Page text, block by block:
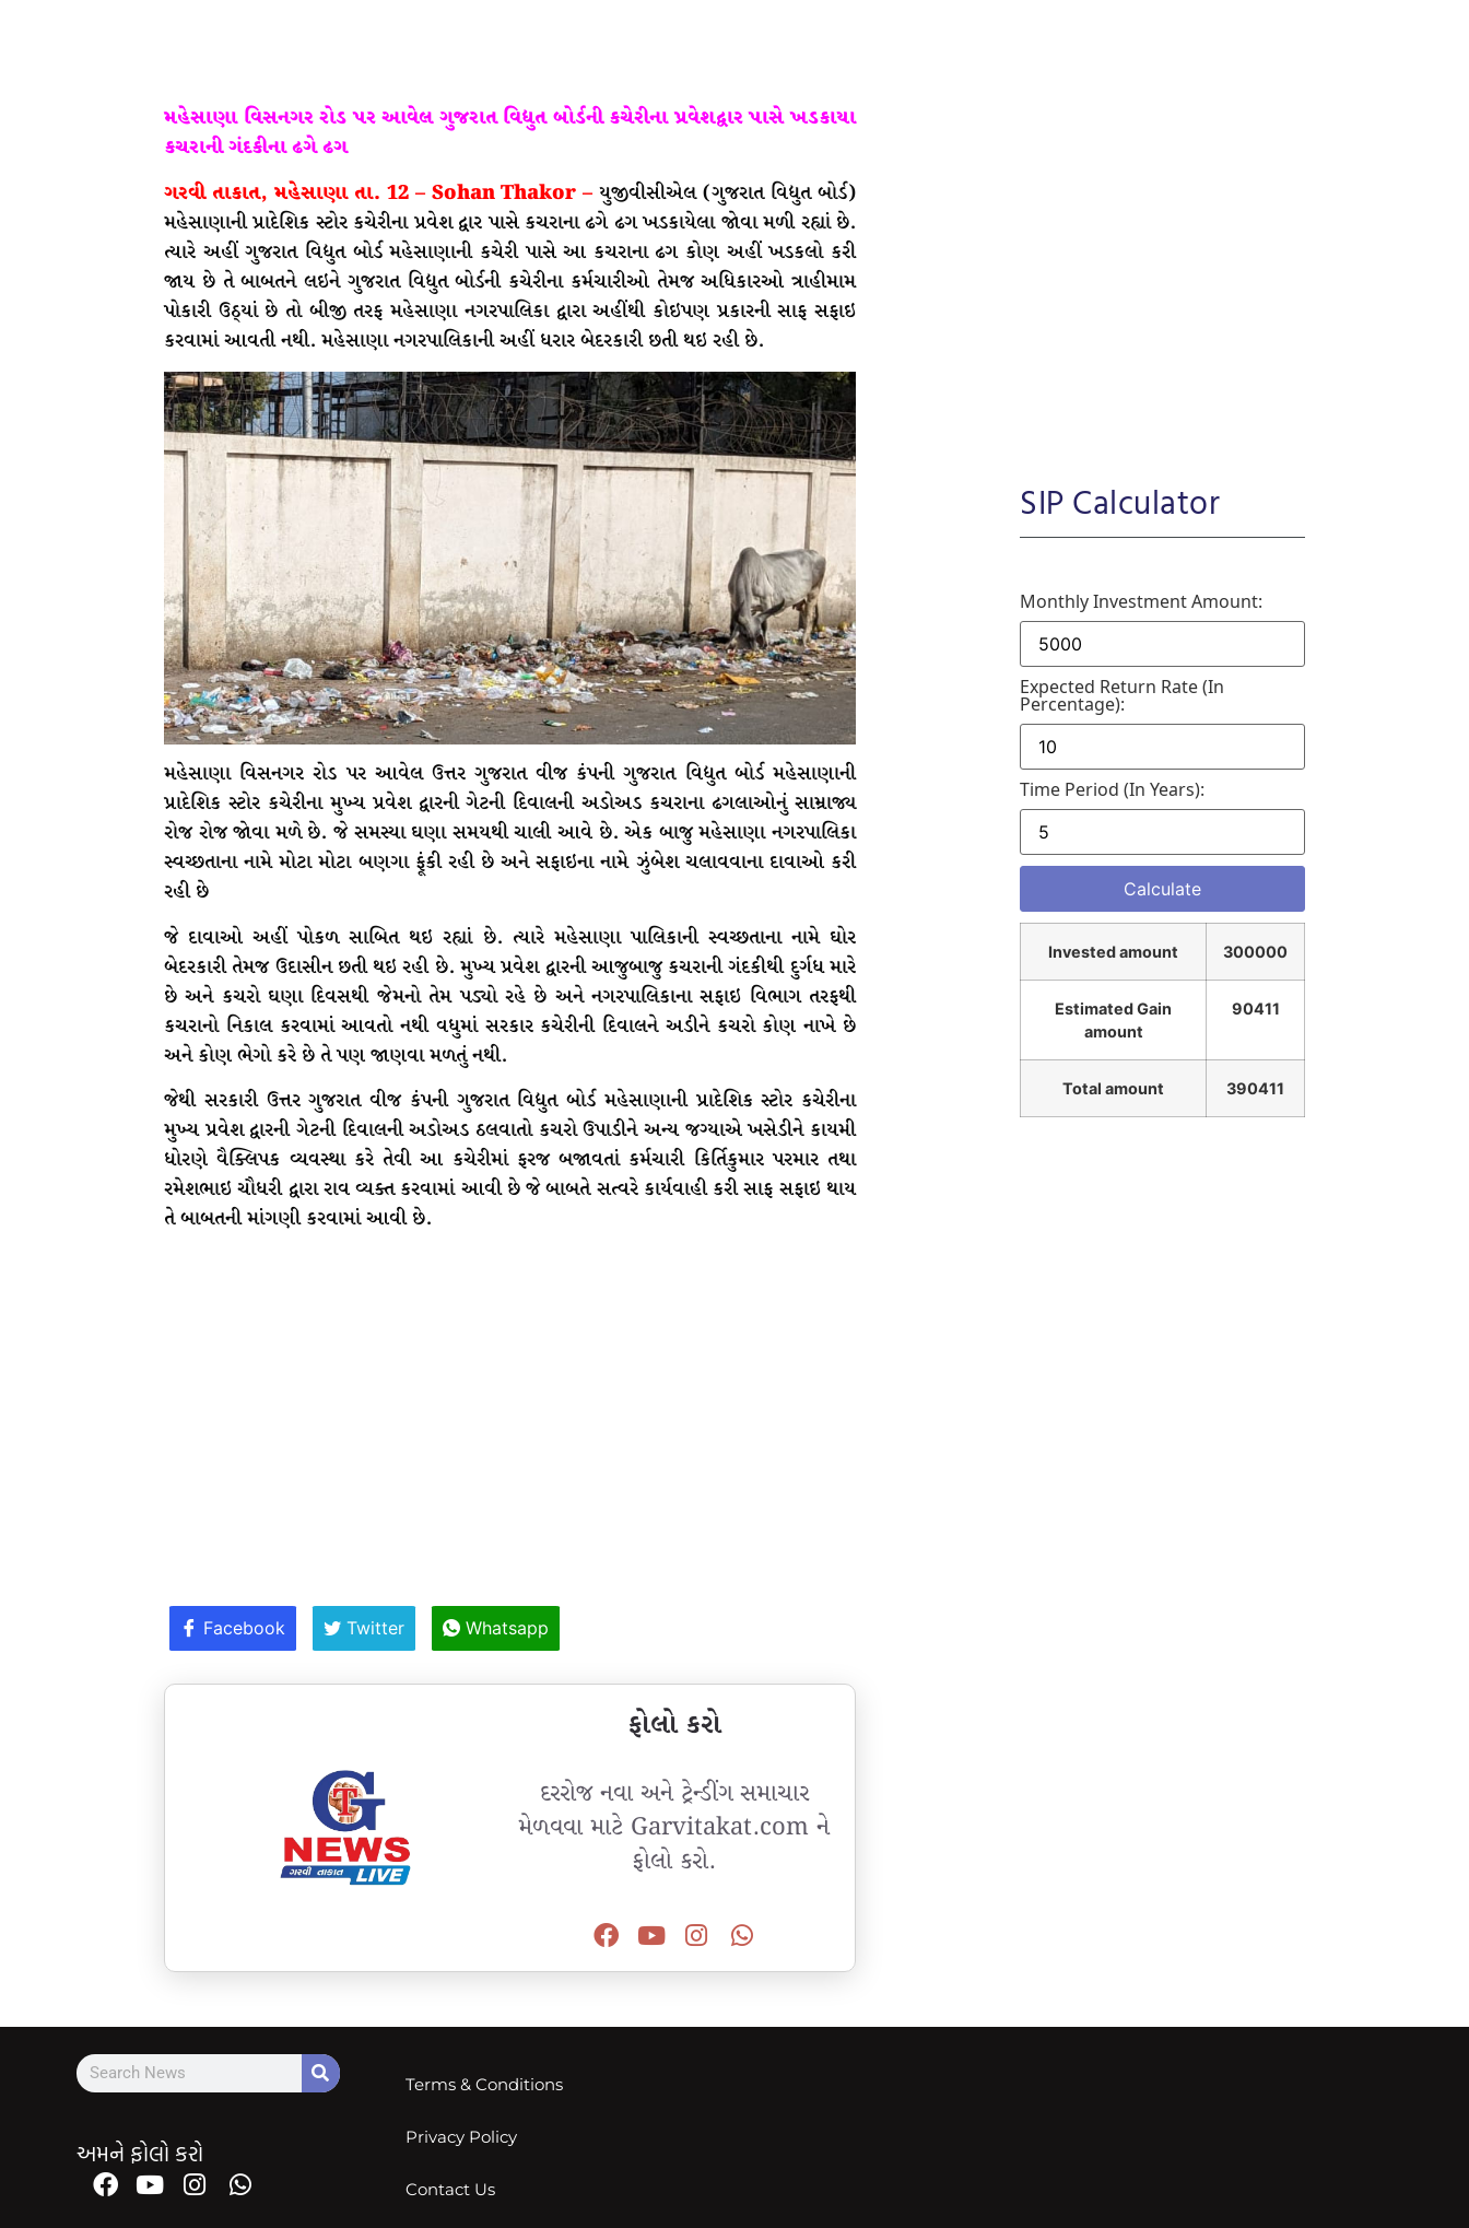
મહેસાણા વિસનગર રોડ પર આવેલ ગુજરાત વિદ્યુત બોર્ડની કચેરીના પ્રવેશદ્વાર પાસે ખડકાયા
કચરાની ગંદકીના ઢગે ઢગ
ગરવી તાકાત, મહેસાણા તા. 12 – Sohan Thakor – યુજીવીસીએલ (ગુજરાત વિદ્યુત બોર્ડ)
મહેસાણાની પ્રાદેશિક સ્ટોર કચેરીના પ્રવેશ દ્વાર પાસે કચરાના ઢગે ઢગ ખડકાયેલા જોવા મળી રહ્યાં છે.
ત્યારે અહીં ગુજરાત વિદ્યુત બોર્ડ મહેસાણાની કચેરી પાસે આ કચરાના ઢગ કોણ અહીં ખડકલો કરી
જાય છે તે બાબતને લઇને ગુજરાત વિદ્યુત બોર્ડની કચેરીના કર્મચારીઓ તેમજ અધિકારઓ ત્રાહીમામ
પોકારી ઉઠ્યાં છે તો બીજી તરફ મહેસાણા નગરપાલિકા દ્વારા અહીંથી કોઇપણ પ્રકારની સાફ સફાઇ
કરવામાં આવતી નથી. મહેસાણા નગરપાલિકાની અહીં ધરાર બેદરકારી છતી થઇ રહી છે.
મહેસાણા વિસનગર રોડ પર આવેલ ઉત્તર ગુજરાત વીજ કંપની ગુજરાત વિદ્યુત બોર્ડ મહેસાણાની
પ્રાદેશિક સ્ટોર કચેરીના મુખ્ય પ્રવેશ દ્વારની ગેટની દિવાલની અડોઅડ કચરાના ઢગલાઓનું સામ્રાજ્ય
રોજ રોજ જોવા મળે છે. જે સમસ્યા ઘણા સમયથી ચાલી આવે છે. એક બાજુ મહેસાણા નગરપાલિકા
સ્વચ્છતાના નામે મોટા મોટા બણગા ફૂંકી રહી છે અને સફાઇના નામે ઝુંબેશ ચલાવવાના દાવાઓ કરી
રહી છે
જે દાવાઓ અહીં પોકળ સાબિત થઇ રહ્યાં છે. ત્યારે મહેસાણા પાલિકાની સ્વચ્છતાના નામે ઘોર
બેદરકારી તેમજ ઉદાસીન છતી થઇ રહી છે. મુખ્ય પ્રવેશ દ્વારની આજુબાજુ કચરાની ગંદકીથી દુર્ગધ મારે
છે અને કચરો ઘણા દિવસથી જેમનો તેમ પડ્યો રહે છે અને નગરપાલિકાના સફાઇ વિભાગ તરફથી
કચરાનો નિકાલ કરવામાં આવતો નથી વધુમાં સરકાર કચેરીની દિવાલને અડીને કચરો કોણ નાખે છે
અને કોણ ભેગો કરે છે તે પણ જાણવા મળતું નથી.
જેથી સરકારી ઉત્તર ગુજરાત વીજ કંપની ગુજરાત વિદ્યુત બોર્ડ મહેસાણાની પ્રાદેશિક સ્ટોર કચેરીના
મુખ્ય પ્રવેશ દ્વારની ગેટની દિવાલની અડોઅડ ઠલવાતો કચરો ઉપાડીને અન્ય જગ્યાએ ખસેડીને કાયમી
ધોરણે વૈક્લિપક વ્યવસ્થા કરે તેવી આ કચેરીમાં ફરજ બજાવતાં કર્મચારી કિર્તિકુમાર પરમાર તથા
રમેશભાઇ ચૌધરી દ્વારા રાવ વ્યક્ત કરવામાં આવી છે જે બાબતે સત્વરે કાર્યવાહી કરી સાફ સફાઇ થાય
તે બાબતની માંગણી કરવામાં આવી છે.
Facebook Twitter Whatsapp
ફોલો કરો
દરરોજ નવા અને ટ્રેન્ડીંગ સમાચાર
મેળવવા માટે Garvitakat.com ને
ફોલો કરો.
SIP Calculator
Monthly Investment Amount:
Expected Return Rate (in
Percentage):
Time Period (in Years):
Invested amount 300000
Estimated Gain
amount
90411
Total amount 390411
અમને ફોલો કરો
Terms & Conditions
Privacy Policy
Contact Us